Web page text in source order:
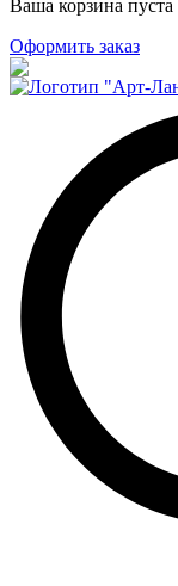
Ваша корзина пуста
Оформить заказ